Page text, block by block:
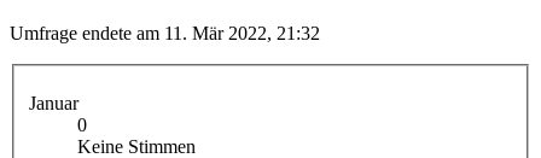
Umfrage endete am 11. Mär 2022, 21:32
Januar
0
Keine Stimmen